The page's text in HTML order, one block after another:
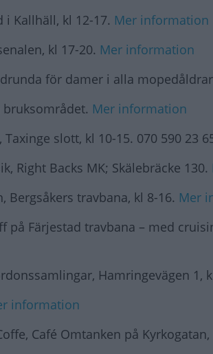
i Kallhäll, kl 12-17. Mer information
kl 17-20. Mer information
för damer i alla
Mer information
slott, kl 10-15. 070 590 23
Right Backs MK; Skälebräcke 130.
Bergsåkers travbana, kl 8-16. Mer
på Färjestad travbana – med
Hamringevägen 1,
information
Café Omtanken på Kyrkogatan,